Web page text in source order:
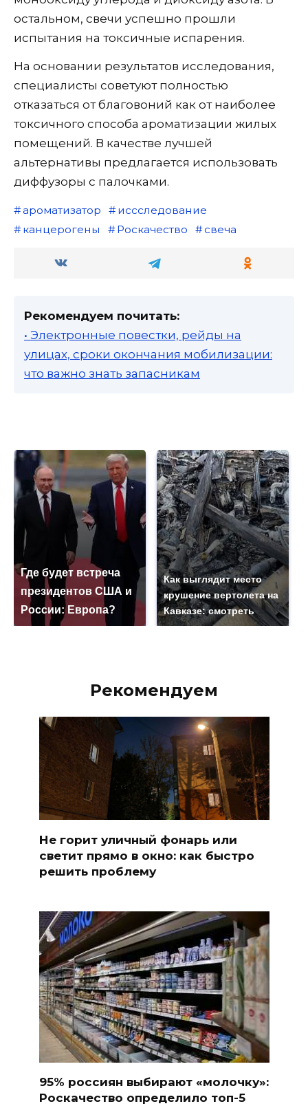
остальном, свечи успешно прошли
испытания на токсичные испарения.
На основании результатов исследования,
специалисты советуют полностью
отказаться от благовоний как от наиболее
токсичного способа ароматизации жилых
помещений. В качестве лучшей
альтернативы предлагается использовать
диффузоры с палочками.
ароматизатор
иссследование
канцерогены
Роскачество свеча
Рекомендуем почитать:
• Электронные повестки, рейды на
улицах, сроки окончания мобилизации:
что важно знать запасникам
Где будет встреча
президентов США и
России: Европа?
Как выглядит место
крушение вертолета на
Кавказе: смотреть
Рекомендуем
Не горит уличный фонарь или
светит прямо в окно: как быстро
решить проблему
95% россиян выбирают «молочку»:
Роскачество определило топ-5